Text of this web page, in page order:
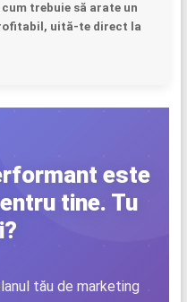
trebuie să arate un
uită-te direct la
este
tine. Tu
tău de marketing